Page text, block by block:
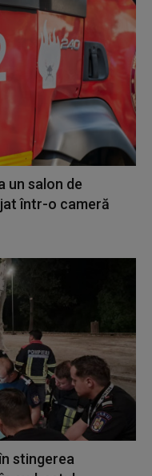
un salon de
într-o cameră
stingerea